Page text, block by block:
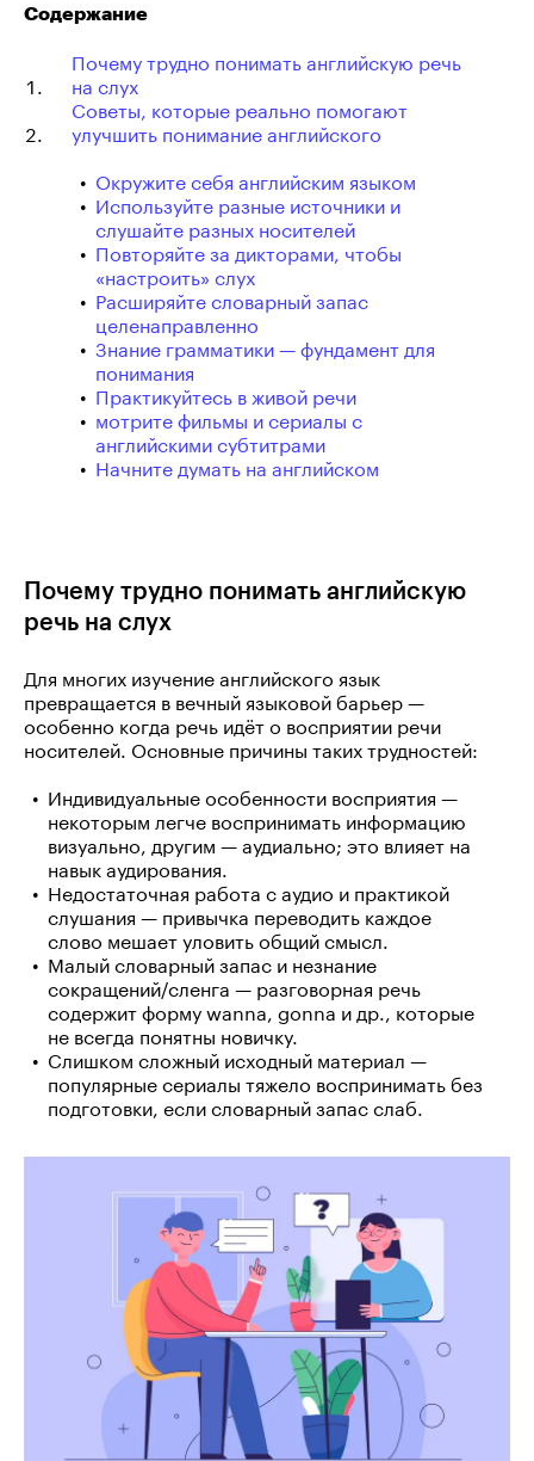
Содержание
Почему трудно понимать английскую речь
на слух
Советы, которые реально помогают
улучшить понимание английского
Окружите себя английским языком
Используйте разные источники и
слушайте разных носителей
Повторяйте за дикторами, чтобы
«настроить» слух
Расширяйте словарный запас
целенаправленно
Знание грамматики — фундамент для
понимания
Практикуйтесь в живой речи
мотрите фильмы и сериалы с
английскими субтитрами
Начните думать на английском
Почему трудно понимать английскую
речь на слух
Для многих изучение английского язык
превращается в вечный языковой барьер —
особенно когда речь идёт о восприятии речи
носителей. Основные причины таких трудностей:
Индивидуальные особенности восприятия —
некоторым легче воспринимать информацию
визуально, другим — аудиально; это влияет на
навык аудирования.
Недостаточная работа с аудио и практикой
слушания — привычка переводить каждое
слово мешает уловить общий смысл.
Малый словарный запас и незнание
сокращений/сленга — разговорная речь
содержит форму wanna, gonna и др., которые
не всегда понятны новичку.
Слишком сложный исходный материал —
популярные сериалы тяжело воспринимать без
подготовки, если словарный запас слаб.